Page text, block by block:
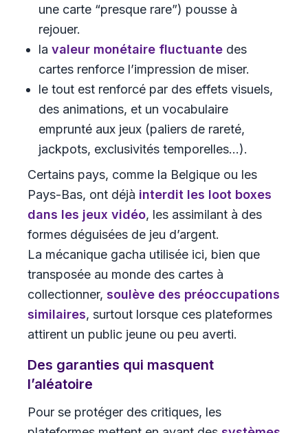
une carte “presque rare”) pousse à
rejouer.
la valeur monétaire fluctuante des
cartes renforce l’impression de miser.
le tout est renforcé par des effets visuels,
des animations, et un vocabulaire
emprunté aux jeux (paliers de rareté,
jackpots, exclusivités temporelles…).
Certains pays, comme la Belgique ou les
Pays-Bas, ont déjà interdit les loot boxes
dans les jeux vidéo, les assimilant à des
formes déguisées de jeu d’argent.
La mécanique gacha utilisée ici, bien que
transposée au monde des cartes à
collectionner, soulève des préoccupations
similaires, surtout lorsque ces plateformes
attirent un public jeune ou peu averti.
Des garanties qui masquent
l’aléatoire
Pour se protéger des critiques, les